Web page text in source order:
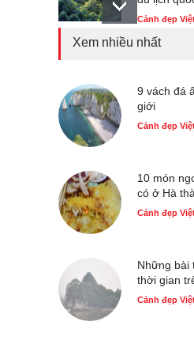
Cảnh đẹp
Cảnh đẹp
Nhiều
Xem nhiều nhất
9 vách đá
giới
Cảnh đẹp
10 món
có ở Hà
Cảnh đẹp
Những bài
thời gian
Cảnh đẹp